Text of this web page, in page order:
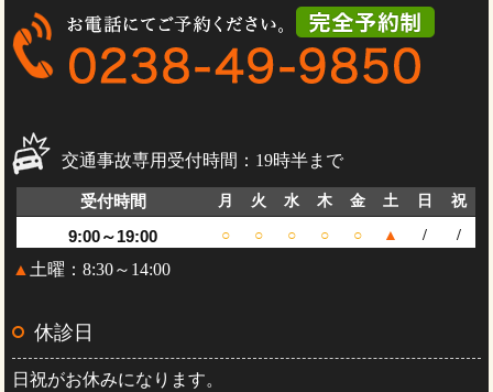
交通事故専用受付時間：19時半まで
受付時間 月 火 水 木 金 土 日 祝
9:00～19:00 ○ ○ ○ ○ ○ ▲ / /
▲ 土曜：8:30～14:00
休診日
日祝がお休みになります。